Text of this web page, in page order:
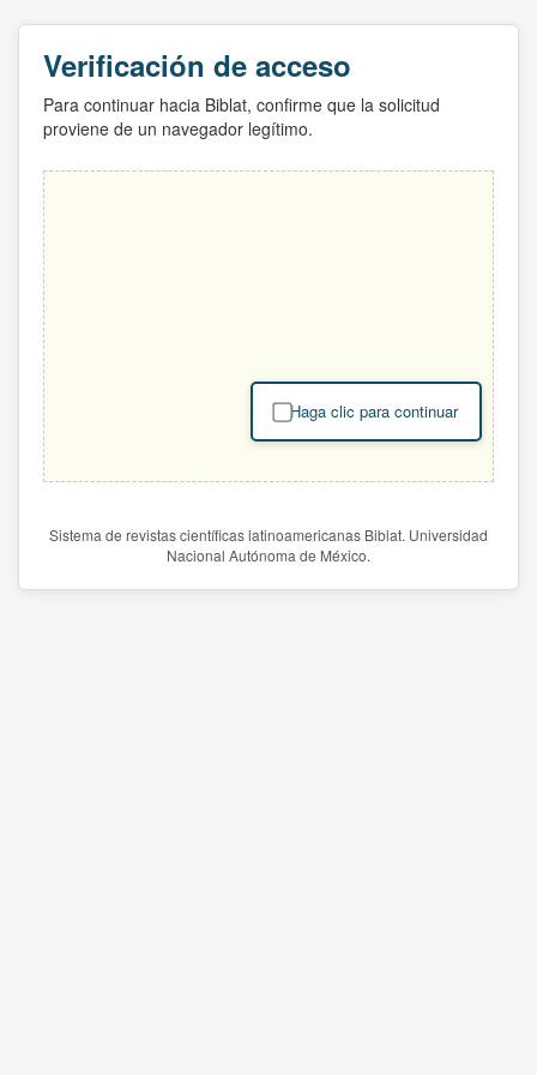
Verificación de acceso
Para continuar hacia Biblat, confirme que la solicitud
proviene de un navegador legítimo.
Haga clic para continuar
Sistema de revistas científicas latinoamericanas Biblat. Universidad
Nacional Autónoma de México.